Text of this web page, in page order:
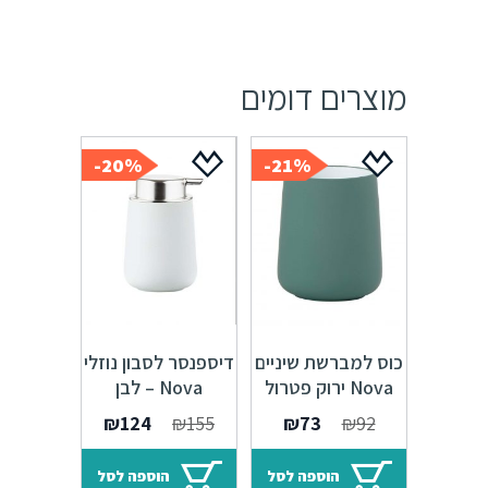
מוצרים דומים
21%-
כוס למברשת שיניים
Nova ירוק פטרול
₪92
המחיר
המקורי
היה:
₪73
הנוכחי
הוא:
הוספה לסל
20%-
דיספנסר לסבון נוזלי
Nova – לבן
₪155
המחיר
המקורי
היה:
₪124
הנוכחי
הוא:הוספה לסל